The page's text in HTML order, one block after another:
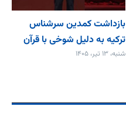
بازداشت کمدین سرشناس
ترکیه به دلیل شوخی با قرآن
شنبه، ۱۳ تیر، ۱۴۰۵